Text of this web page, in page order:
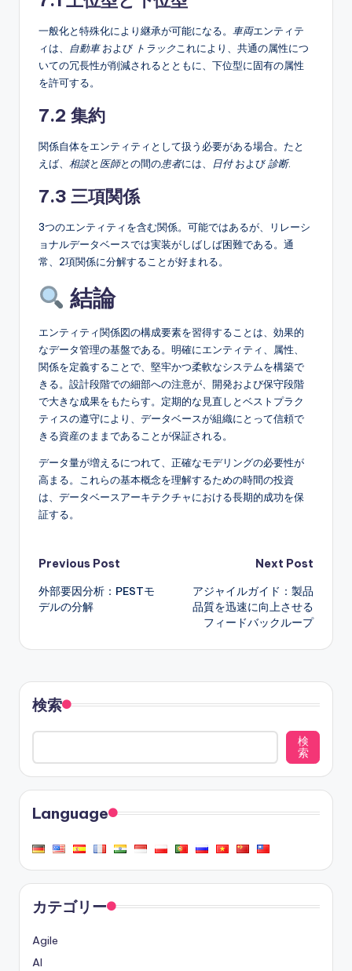
一般化と特殊化により継承が可能になる。 車両エンティテ
ィは、
自動車および トラックこれにより、共通の属性につ
いての冗長性が削減されるとともに、下位型に固有の属性
を許可する。
7.2 集約
関係自体をエンティティとして扱う必要がある場合。たと
えば、 相談と 医師との間の患者には、 日付および診断.
7.3 三項関係
3つのエンティティを含む関係。可能ではあるが、リレーシ
ョナルデータベースでは実装がしばしば困難である。通
常、2項関係に分解することが好まれる。
結論
エンティティ関係図の構成要素を習得することは、効果的
なデータ管理の基盤である。明確にエンティティ、属性、
関係を定義することで、堅牢かつ柔軟なシステムを構築で
きる。設計段階での細部への注意が、開発および保守段階
で大きな成果をもたらす。定期的な見直しとベストプラク
ティスの遵守により、データベースが組織にとって信頼で
きる資産のままであることが保証される。
データ量が増えるにつれて、正確なモデリングの必要性が
高まる。これらの基本概念を理解するための時間の投資
は、データベースアーキテクチャにおける長期的成功を保
証する。
Post
navigation
Previous Post
外部要因分析：PESTモ
デルの分解
Next Post
アジャイルガイド：製品
品質を迅速に向上させる
フィードバックループ
検索
検
索
Language
カテゴリー
Agile
AI